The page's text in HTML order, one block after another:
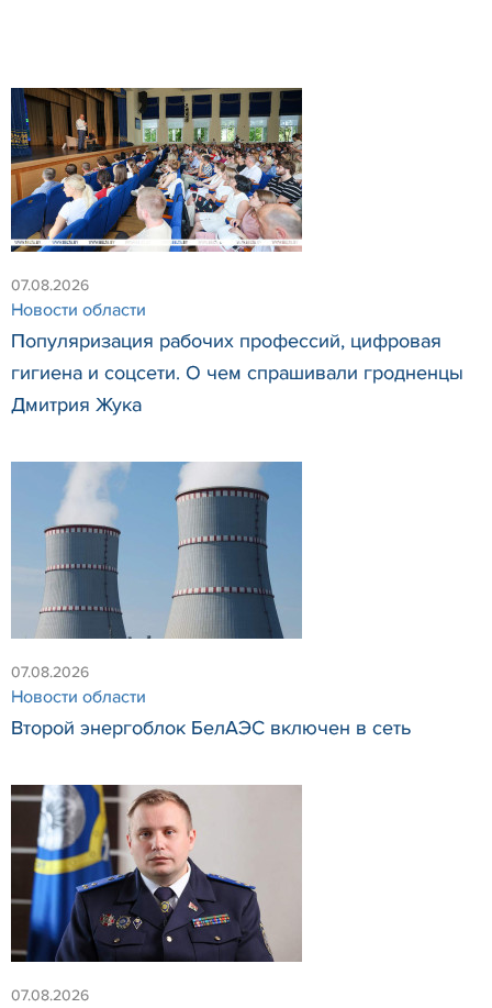
07.08.2026
Новости области
Популяризация рабочих профессий, цифровая
гигиена и соцсети. О чем спрашивали гродненцы
Дмитрия Жука
07.08.2026
Новости области
Второй энергоблок БелАЭС включен в сеть
07.08.2026